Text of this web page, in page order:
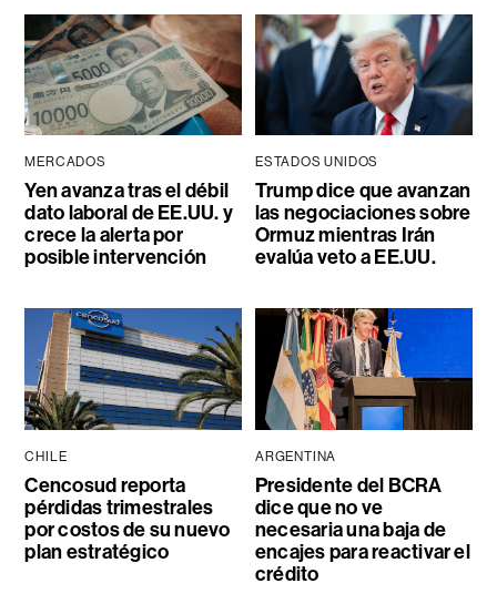
MERCADOS
Yen avanza tras el débil
dato laboral de EE.UU. y
crece la alerta por
posible intervención
ESTADOS UNIDOS
Trump dice que avanzan
las negociaciones sobre
Ormuz mientras Irán
evalúa veto a EE.UU.
CHILE
Cencosud reporta
pérdidas trimestrales
por costos de su nuevo
plan estratégico
ARGENTINA
Presidente del BCRA
dice que no ve
necesaria una baja de
encajes para reactivar el
crédito